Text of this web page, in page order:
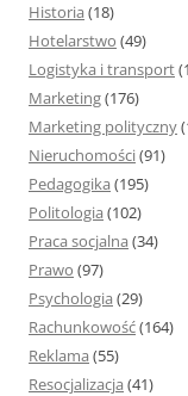
Historia (18)
Hotelarstwo (49)
Logistyka i transport
Marketing(176)
Marketing polityczny
Nieruchomości(91)
Pedagogika (195)
Politologia (102)
Praca socjalna (34)
Prawo (97)
Psychologia (29)
Rachunkowość(164)
Reklama (55)
Resocjalizacja (41)